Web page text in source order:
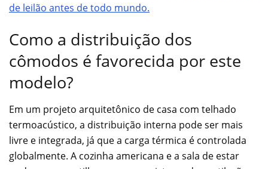
de leilão antes de todo mundo.
Como a distribuição dos
cômodos é favorecida por este
modelo?
Em um projeto arquitetônico de casa com telhado
termoacústico, a distribuição interna pode ser mais
livre e integrada, já que a carga térmica é controlada
globalmente. A cozinha americana e a sala de estar